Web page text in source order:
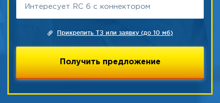
Прикрепить ТЗ или заявку (до 10 мб)